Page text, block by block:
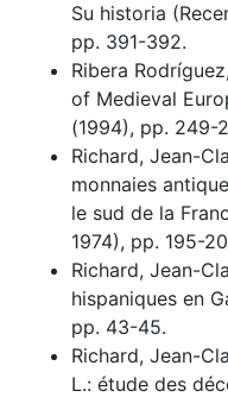
Su historia
pp. 391-392.
Ribera
of Medieval
(1994), pp. 249-
Richard, Jean-
monnaies
le sud de la
1974), pp. 195-
Richard, Jean-
hispaniques en
pp. 43-45.
Richard, Jean-
L.: étude des